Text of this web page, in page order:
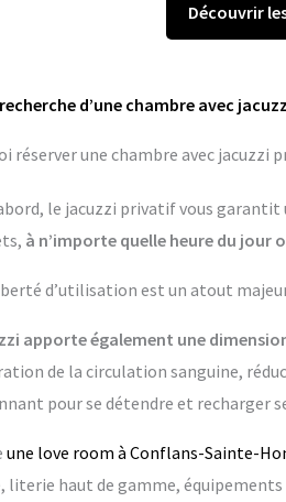
Découvrir
d’une chambre avec
réserver une chambre avec
le jacuzzi privatif vous
à n’importe quelle heure du jour
d’utilisation est un atout
apporte également une
de la circulation sanguine,
pour se détendre et recharger
une love room à Conflans-Sainte-
literie haut de gamme,